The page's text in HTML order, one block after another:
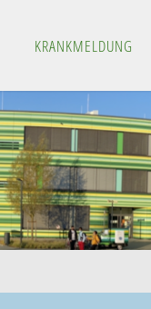
KRANKMELDUNG